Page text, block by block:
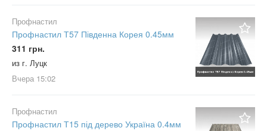
Профнастил
Профнастил Т57 Південна Корея 0.45мм
311 грн.
из г. Луцк
Вчера 15:02
Профнастил
Профнастил Т15 під дерево Україна 0.4мм